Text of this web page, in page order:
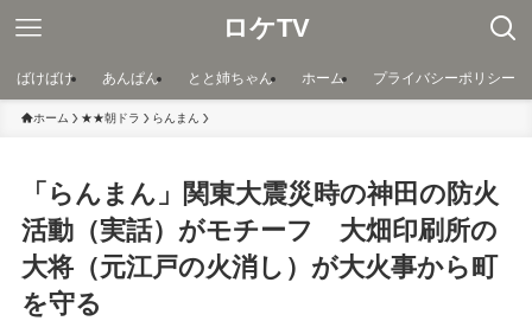
ロケTV
ばけばけ あんぱん とと姉ちゃん ホーム プライバシーポリシー
ホーム ★★朝ドラ らんまん
「らんまん」関東大震災時の神田の防火
活動（実話）がモチーフ 大畑印刷所の
大将（元江戸の火消し）が大火事から町
を守る